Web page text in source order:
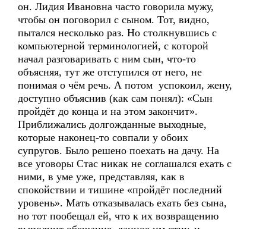
он. Лидия Ивановна часто говорила мужу,
чтобы он поговорил с сыном. Тот, видно,
пытался несколько раз. Но столкнувшись с
компьютерной терминологией, с которой
начал разговаривать с ним сын, что-то
объясняя, тут же отступился от него, не
понимая о чём речь. А потом успокоил, жену,
доступно объяснив (как сам понял): «Сын
пройдёт до конца и на этом закончит».
Приближались долгожданные выходные,
которые наконец-то совпали у обоих
супругов. Было решено поехать на дачу. На
все уговоры Стас никак не соглашался ехать с
ними, в уме уже, представляя, как в
спокойствии и тишине «пройдёт последний
уровень». Мать отказывалась ехать без сына,
но тот пообещал ей, что к их возвращению